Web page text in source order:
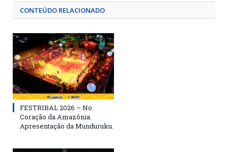
CONTEÚDO RELACIONADO
FESTRIBAL 2026 – No
Coração da Amazônia.
Apresentação da Munduruku.